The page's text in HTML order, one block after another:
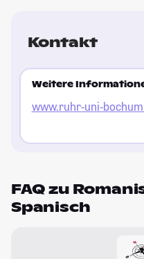
Kontakt
Weitere
www.ruhr-uni-
FAQ zu
Spanisch